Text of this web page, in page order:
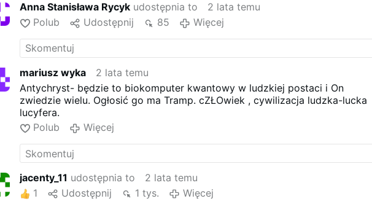
Anna Stanisława Rycyk udostępnia to
2 lata temu
Polub
Udostępnij 85 Więcej
mariusz wyka
2 lata temu
Antychryst- będzie to biokomputer kwantowy w ludzkiej postaci i On
zwiedzie wielu. Ogłosić go ma Tramp. cZŁOwiek , cywilizacja ludzka-lucka
lucyfera.
Polub
Więcej
jacenty_11 udostępnia to
2 lata temu
1
Udostępnij 1 tys. Więcej